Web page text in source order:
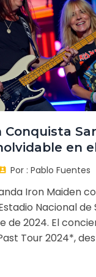
Conquista
en
de
Por : Pablo Fuentes
Iron Maiden
Nacional de
de 2024. El
Tour 2024*,
chileno. La
su reciente álbum